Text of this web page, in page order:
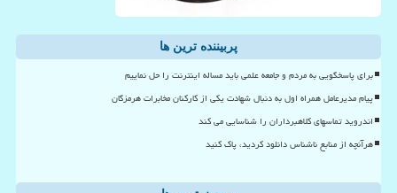
پربیننده ترین ها
برای پاسخگویی به مردم و جامعه علمی باید مساله اینترنت را حل نماییم
پیام مدیرعامل همراه اول به دنبال شهادت یکی از کارکنان مخابرات هرمزگان
اندروید تماسهای کلاهبرداران را شناسایی می کند
هرآنچه از منابع ناشناس دانلود کردید، پاک کنید